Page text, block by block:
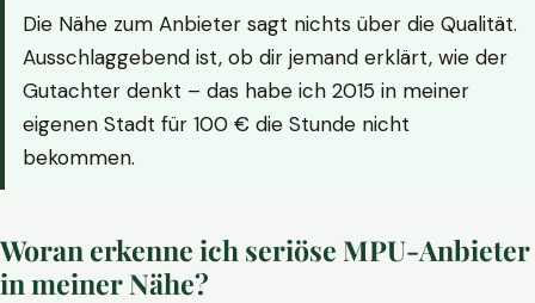
Die Nähe zum Anbieter sagt nichts über die Qualität.
Ausschlaggebend ist, ob dir jemand erklärt, wie der
Gutachter denkt – das habe ich 2015 in meiner
eigenen Stadt für 100 € die Stunde nicht
bekommen.
Woran erkenne ich seriöse MPU-Anbieter
in meiner Nähe?